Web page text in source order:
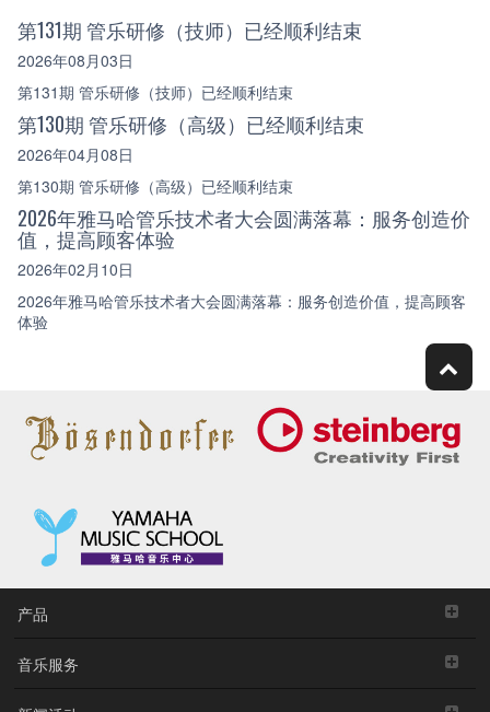
第131期 管乐研修（技师）已经顺利结束
2026年08月03日
第131期 管乐研修（技师）已经顺利结束
第130期 管乐研修（高级）已经顺利结束
2026年04月08日
第130期 管乐研修（高级）已经顺利结束
2026年雅马哈管乐技术者大会圆满落幕：服务创造价
值，提高顾客体验
2026年02月10日
2026年雅马哈管乐技术者大会圆满落幕：服务创造价值，提高顾客
体验
产品
音乐服务